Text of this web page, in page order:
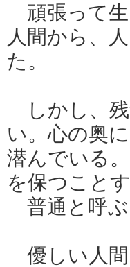
頑張って生
人間から、
た。
しかし、残
い。心の奥
潜んでいる
を保つこと
普通と呼ぶ
優しい人